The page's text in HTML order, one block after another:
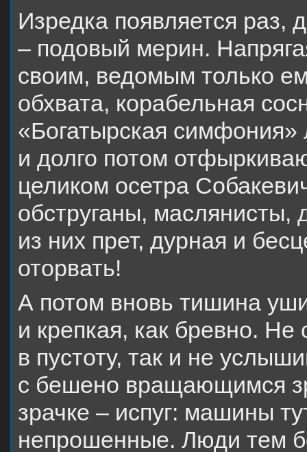
Изредка появляется раз,
– подовый мерин.
своим, ведомым только
обхвата, корабельная
«Богатырская
и долго потом
целиком осетра
обструганы,
из них прет, дурная и
оторвать!
А потом вновь тишина
и крепкая, как бревно.
в пустоту, так и не
с бешено вращающимся
зрачке – испуг: машины
непрошенные. Люди тем